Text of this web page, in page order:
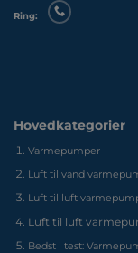
Ring:
Hovedkategorier
Varmepumper
Luft til vand
Luft til luft
Luft til luft
Bedst i test: